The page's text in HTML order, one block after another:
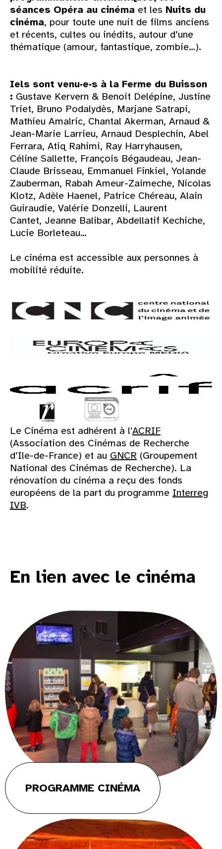
séances Opéra au cinéma et les Nuits du
cinéma, pour toute une nuit de films anciens
et récents, cultes ou inédits, autour d’une
thématique (amour, fantastique, zombie…).
Iels sont venu·e·s à la Ferme du Buisson
: Gustave Kervern & Benoit Delépine, Justine
Triet, Bruno Podalydès, Marjane Satrapi,
Mathieu Amalric, Chantal Akerman, Arnaud &
Jean-Marie Larrieu, Arnaud Desplechin, Abel
Ferrara, Atiq Rahimi, Ray Harryhausen,
Céline Sallette, François Bégaudeau, Jean-
Claude Brisseau, Emmanuel Finkiel, Yolande
Zauberman, Rabah Ameur-Zaimeche, Nicolas
Klotz, Adèle Haenel, Patrice Chéreau, Alain
Guiraudie, Valérie Donzelli, Laurent
Cantet, Jeanne Balibar, Abdellatif Kechiche,
Lucie Borleteau…
Le cinéma est accessible aux personnes à
mobilité réduite.
Le Cinéma est adhérent à l'ACRIF
(Association des Cinémas de Recherche
d’Ile-de-France) et au GNCR (Groupement
National des Cinémas de Recherche). La
rénovation du cinéma a reçu des fonds
européens de la part du programme Interreg
IVB.
En lien avec le cinéma
PROGRAMME CINÉMA